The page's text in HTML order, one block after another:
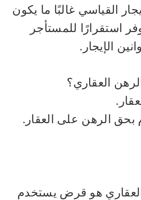
القياسي غالبًا ما يكون
للمستأجر
الإيجار.
على العقار.
هو قرض يستخدم